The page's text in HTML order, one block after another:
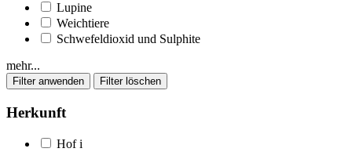
Lupine
Weichtiere
Schwefeldioxid und Sulphite
mehr...
Herkunft
Hof i